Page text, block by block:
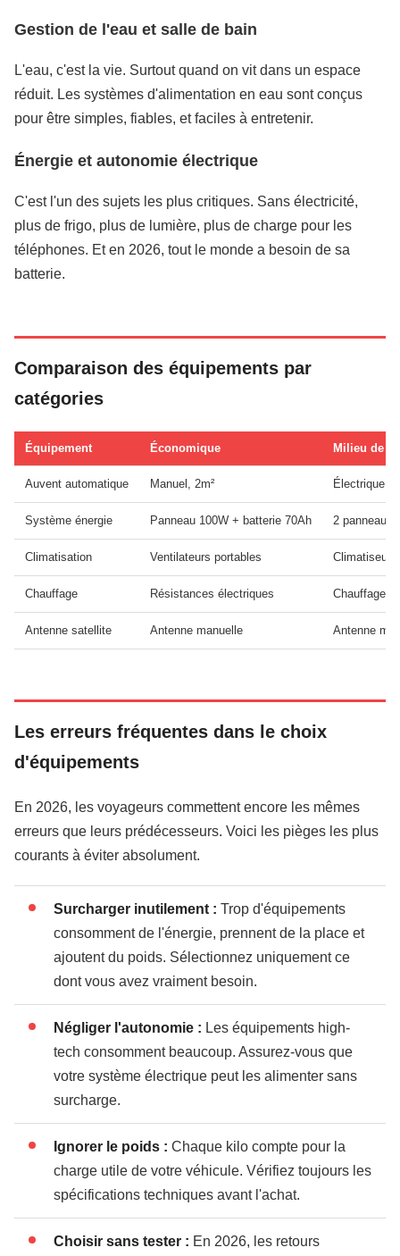
Gestion de l'eau et salle de bain
L'eau, c'est la vie. Surtout quand on vit dans un espace
réduit. Les systèmes d'alimentation en eau sont conçus
pour être simples, fiables, et faciles à entretenir.
Énergie et autonomie électrique
C'est l'un des sujets les plus critiques. Sans électricité,
plus de frigo, plus de lumière, plus de charge pour les
téléphones. Et en 2026, tout le monde a besoin de sa
batterie.
Comparaison des équipements par
catégories
Équipement Économique Milieu de
Auvent automatique Manuel, 2m² Électrique,
Système énergie Panneau 100W + batterie 70Ah 2 panneaux
Climatisation Ventilateurs portables Climatiseur
Chauffage Résistances électriques Chauffage
Antenne satellite Antenne manuelle Antenne
Les erreurs fréquentes dans le choix
d'équipements
En 2026, les voyageurs commettent encore les mêmes
erreurs que leurs prédécesseurs. Voici les pièges les plus
courants à éviter absolument.
Surcharger inutilement : Trop d'équipements
consomment de l'énergie, prennent de la place et
ajoutent du poids. Sélectionnez uniquement ce
dont vous avez vraiment besoin.
Négliger l'autonomie : Les équipements high-
tech consomment beaucoup. Assurez-vous que
votre système électrique peut les alimenter sans
surcharge.
Ignorer le poids : Chaque kilo compte pour la
charge utile de votre véhicule. Vérifiez toujours les
spécifications techniques avant l'achat.
Choisir sans tester : En 2026, les retours